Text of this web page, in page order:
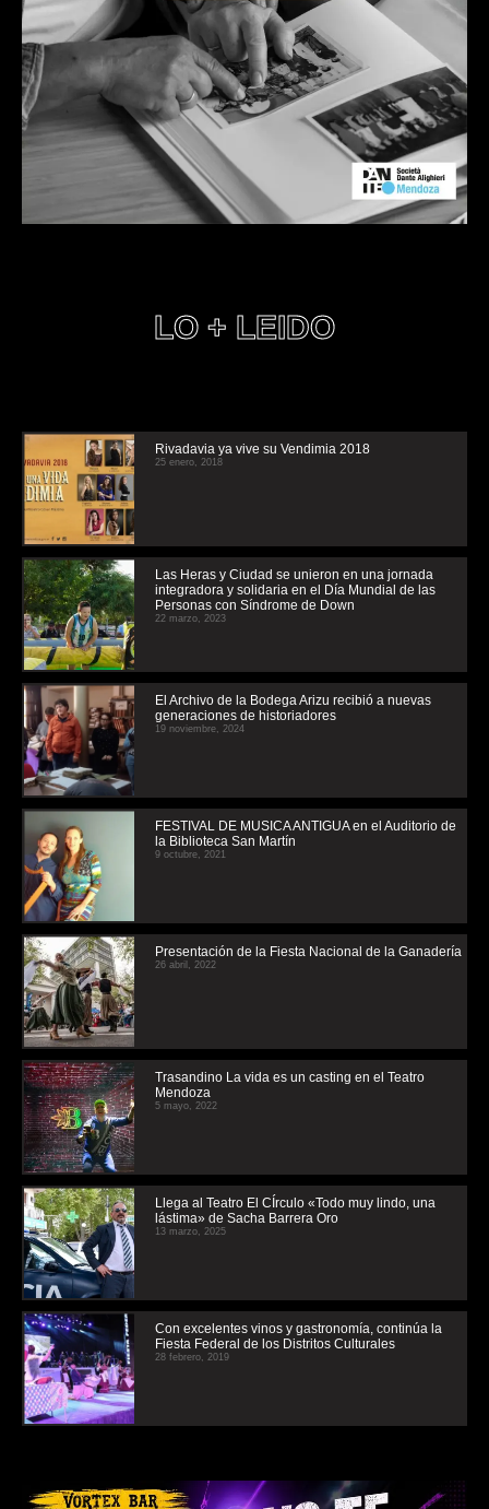
LO + LEIDO
Rivadavia ya vive su Vendimia 2018
25 enero, 2018
Las Heras y Ciudad se unieron en una jornada
integradora y solidaria en el Día Mundial de las
Personas con Síndrome de Down
22 marzo, 2023
El Archivo de la Bodega Arizu recibió a nuevas
generaciones de historiadores
19 noviembre, 2024
FESTIVAL DE MUSICA ANTIGUA en el Auditorio de
la Biblioteca San Martín
9 octubre, 2021
Presentación de la Fiesta Nacional de la Ganadería
26 abril, 2022
Trasandino La vida es un casting en el Teatro
Mendoza
5 mayo, 2022
Llega al Teatro El CÍrculo «Todo muy lindo, una
lástima» de Sacha Barrera Oro
13 marzo, 2025
Con excelentes vinos y gastronomía, continúa la
Fiesta Federal de los Distritos Culturales
28 febrero, 2019